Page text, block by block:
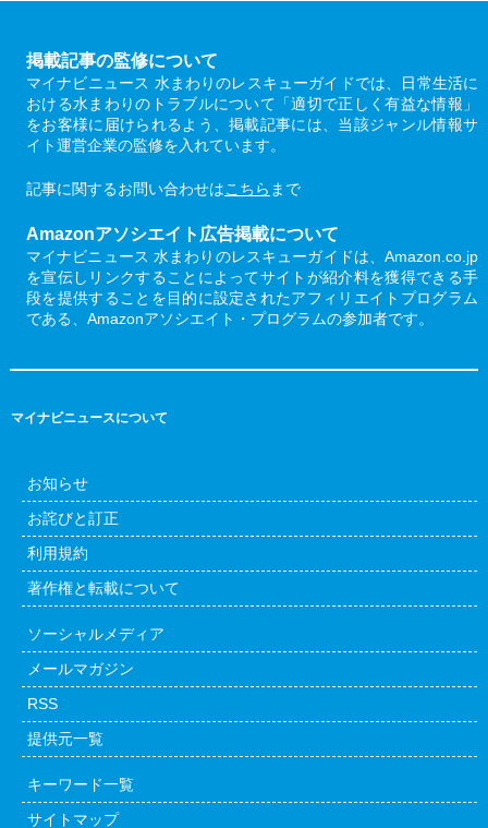
掲載記事の監修について
マイナビニュース 水まわりのレスキューガイドでは、日常生活に
おける水まわりのトラブルについて「適切で正しく有益な情報」
をお客様に届けられるよう、掲載記事には、当該ジャンル情報サ
イト運営企業の監修を入れています。
記事に関するお問い合わせはこちら まで
Amazonアソシエイト広告掲載について
マイナビニュース 水まわりのレスキューガイドは、Amazon.co.jp
を宣伝しリンクすることによってサイトが紹介料を獲得できる手
段を提供することを目的に設定されたアフィリエイトプログラム
である、Amazonアソシエイト・プログラムの参加者です。
マイナビニュースについて
お知らせ
お詫びと訂正
利用規約
著作権と転載について
ソーシャルメディア
メールマガジン
RSS
提供元一覧
キーワード一覧
サイトマップ